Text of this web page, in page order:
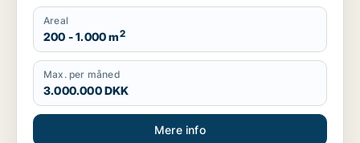
Areal
200 - 1.000 m2
Max. per måned
3.000.000 DKK
Mere info